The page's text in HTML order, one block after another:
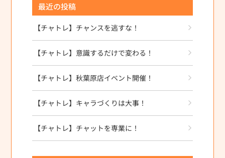
最近の投稿
【チャトレ】チャンスを逃すな！
【チャトレ】意識するだけで変わる！
【チャトレ】秋葉原店イベント開催！
【チャトレ】キャラづくりは大事！
【チャトレ】チャットを専業に！